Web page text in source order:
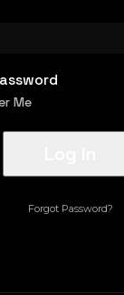
Me
Forgot Password?